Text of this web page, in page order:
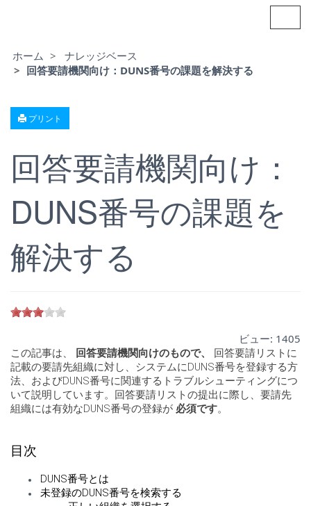
ビ
ホーム
ナレッジベース
回答要請機関向け：DUNS番号の課題を解決する
プリント
回答要請機関向け：
DUNS番号の課題を
解決する
ビュー: 1405
この記事は、 回答要請機関向けのもので、
回答要請リストに
記載の要請先組織に対し、システムにDUNS番号を登録する方
法、およびDUNS番号に関連するトラブルシューティングにつ
いて説明しています。回答要請リストの提出に際し、要請先
組織には有効なDUNS番号の登録が 必須です。
目次
DUNS番号とは
未登録のDUNS番号を検索する